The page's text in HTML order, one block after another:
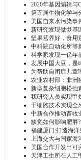
2020年基因编辑与
第五届生物化学与
美国自来水污染事
新研究发现做梦基
坚果营养好，食用
中科院自动化所等
科学家发现一亿年
发展中国大豆，是
为帮助自闭症儿童
农业农村部：非洲
新型复杂细胞松弛
我研究人员实现甲
干细胞技术实现全
中新合作推动畜牧
缺觉如何影响肥胖
福建厦门:打造海
上海交大与国家海
美国合作开发出可
天津工生所在人工